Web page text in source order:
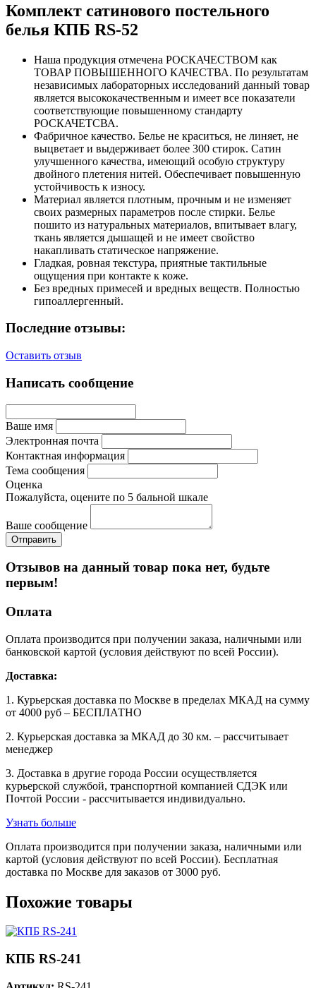
Комплект сатинового постельного
белья КПБ RS-52
Наша продукция отмечена РОСКАЧЕСТВОМ как
ТОВАР ПОВЫШЕННОГО КАЧЕСТВА. По результатам
независимых лабораторных исследований данный товар
является высококачественным и имеет все показатели
соответствующие повышенному стандарту
РОСКАЧЕТСВА.
Фабричное качество. Белье не краситься, не линяет, не
выцветает и выдерживает более 300 стирок. Сатин
улучшенного качества, имеющий особую структуру
двойного плетения нитей. Обеспечивает повышенную
устойчивость к износу.
Материал является плотным, прочным и не изменяет
своих размерных параметров после стирки. Белье
пошито из натуральных материалов, впитывает влагу,
ткань является дышащей и не имеет свойство
накапливать статическое напряжение.
Гладкая, ровная текстура, приятные тактильные
ощущения при контакте к коже.
Без вредных примесей и вредных веществ. Полностью
гипоаллергенный.
Последние отзывы:
Оставить отзыв
Написать сообщение
Ваше имя
Электронная почта
Контактная информация
Тема сообщения
Оценка
Пожалуйста, оцените по 5 бальной шкале
Ваше сообщение
Отзывов на данный товар пока нет, будьте
первым!
Оплата
Оплата производится при получении заказа, наличными или
банковской картой (условия действуют по всей России).
Доставка:
1. Курьерская доставка по Москве в пределах МКАД на сумму
от 4000 руб – БЕСПЛАТНО
2. Курьерская доставка за МКАД до 30 км. – рассчитывает
менеджер
3. Доставка в другие города России осуществляется
курьерской службой, транспортной компанией СДЭК или
Почтой России - рассчитывается индивидуально.
Узнать больше
Оплата производится при получении заказа, наличными или
картой (условия действуют по всей России). Бесплатная
доставка по Москве для заказов от 3000 руб.
Похожие товары
КПБ RS-241